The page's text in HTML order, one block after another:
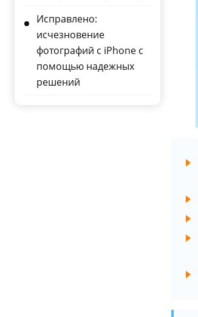
Исправлено:
исчезновение
фотографий с iPhone с
помощью надежных
решений